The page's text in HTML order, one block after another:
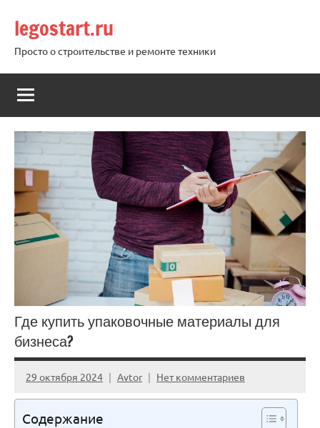
содержимому
legostart.ru
Просто о строительстве и ремонте техники
Где купить упаковочные материалы для
бизнеса?
29 октября 2024 Avtor Нет комментариев
Содержание